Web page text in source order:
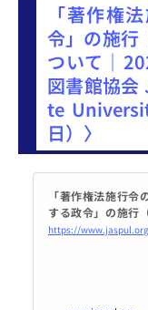
「著作権
令」の施行
ついて｜
図書館協
te
日）〉
「著作権法施行令
する政令」の施行
月１日施行）につ